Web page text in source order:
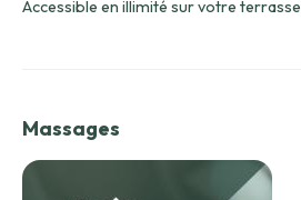
Accessible en illimité sur votre terrasse
Massages